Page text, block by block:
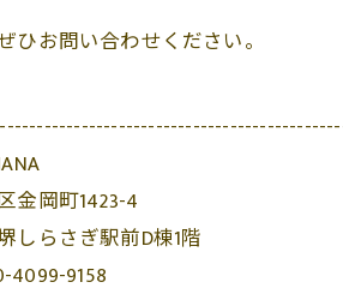
ひお問い合わせください。
金岡町1423-4
しらさぎ駅前D棟1階
4099-9158